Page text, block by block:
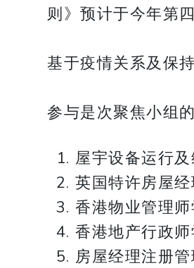
则》预计于今年第
基于疫情关系及保
参与是次聚焦小组
屋宇设备运行
英国特许房屋
香港物业管理师
香港地产行政师
房屋经理注册管